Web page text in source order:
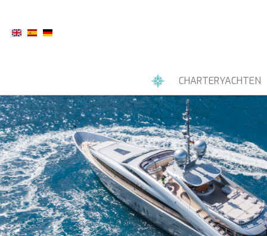
CHARTERYACHTEN
MOTORYACHTEN